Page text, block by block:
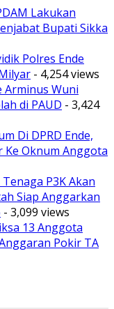
Lakukan
Bupati Sikka
Polres Ende
- 4,254 views
Arminus Wuni
di PAUD - 3,424
Di DPRD Ende,
Oknum Anggota
P3K Akan
Siap Anggarkan
- 3,099 views
13 Anggota
Pokir TA